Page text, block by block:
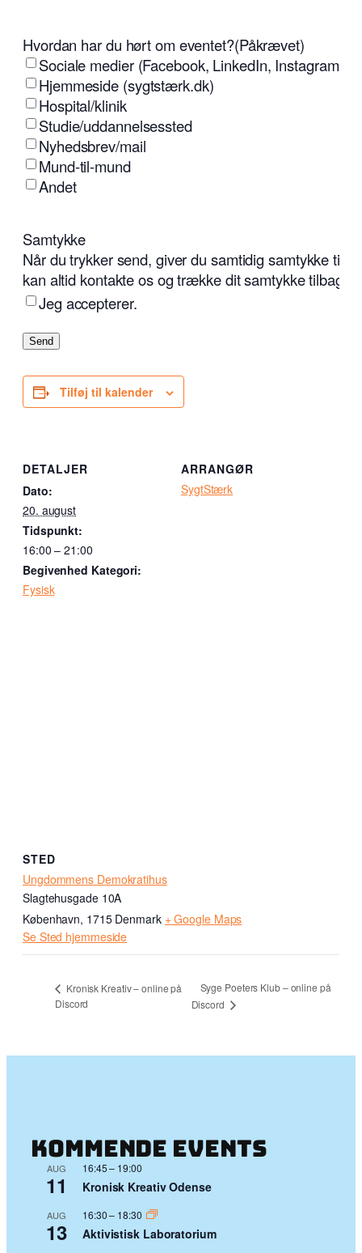
Hvordan har du hørt om eventet?(Påkrævet)
Sociale medier (Facebook, LinkedIn, Instagram
Hjemmeside (sygtstærk.dk)
Hospital/klinik
Studie/uddannelsessted
Nyhedsbrev/mail
Mund-til-mund
Andet
Samtykke
Når du trykker send, giver du samtidig samtykke til,
kan altid kontakte os og trække dit samtykke tilbage.
Jeg accepterer.
Send
Tilføj til kalender
DETALJER
Dato:
20. august
Tidspunkt:
16:00 – 21:00
Begivenhed Kategori:
Fysisk
ARRANGØR
SygtStærk
STED
Ungdommens Demokratihus
Slagtehusgade 10A
København, 1715 Denmark + Google Maps
Se Sted hjemmeside
Kronisk Kreativ – online på
Discord
Syge Poeters Klub – online på
Discord
Kommende events
AUG
11
16:45– 19:00
Kronisk Kreativ Odense
AUG
13
16:30– 18:30
Aktivistisk Laboratorium